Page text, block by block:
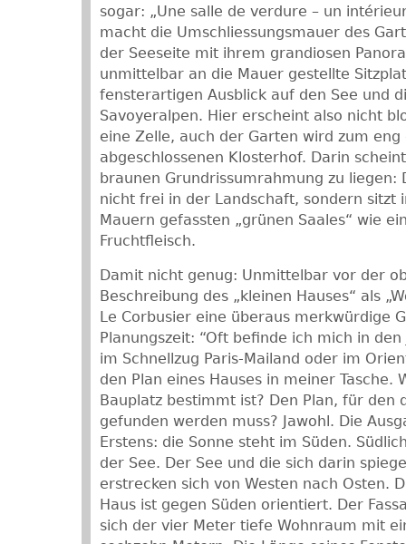
sogar: „Une salle de verdure – un
macht die Umschliessungsmauer des
der Seeseite mit ihrem grandiosen
unmittelbar an die Mauer gestellte
fensterartigen Ausblick auf den See und
Savoyeralpen. Hier erscheint also nicht
eine Zelle, auch der Garten wird zum eng
abgeschlossenen Klosterhof. Darin
braunen Grundrissumrahmung zu liegen:
nicht frei in der Landschaft, sondern sitzt
Mauern gefassten „grünen Saales“ wie
Fruchtfleisch.
Damit nicht genug: Unmittelbar vor der
Beschreibung des „kleinen Hauses“ als
Le Corbusier eine überaus merkwürdige
Planungszeit: “Oft befinde ich mich in
im Schnellzug Paris-Mailand oder im
den Plan eines Hauses in meiner Tasche.
Bauplatz bestimmt ist? Den Plan, für den
gefunden werden muss? Jawohl. Die
Erstens: die Sonne steht im Süden.
der See. Der See und die sich darin
erstrecken sich von Westen nach Osten.
Haus ist gegen Süden orientiert. Der
sich der vier Meter tiefe Wohnraum mit